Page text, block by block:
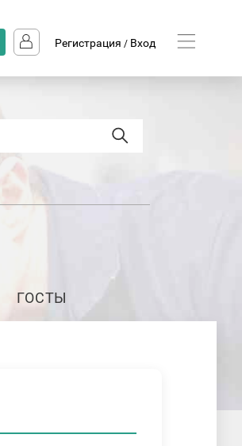
Регистрация / Вход
ГОСТЫ